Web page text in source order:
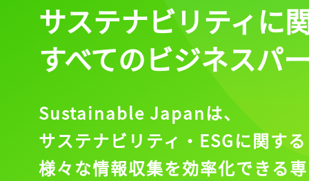
サステナビリティに
すべてのビジネスパ
Sustainable Japanは、
サステナビリティ・ESGに関する
様々な情報収集を効率化できる